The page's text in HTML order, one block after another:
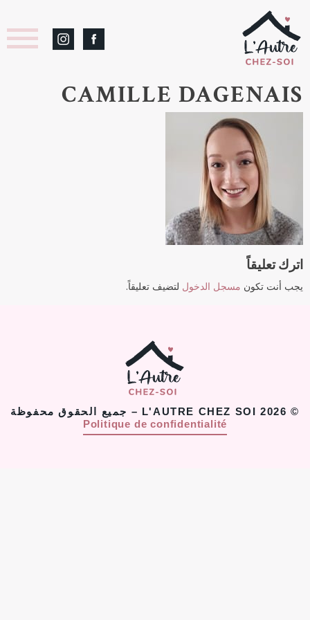
CAMILLE DAGENAIS
اترك تعليقاً
يجب أنت تكونمسجل الدخوللتضيف تعليقاً.
© 2026 L'AUTRE CHEZ SOI – جميع الحقوق محفوظة
Politique de confidentialité